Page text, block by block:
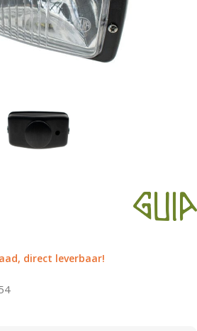
direct leverbaar!